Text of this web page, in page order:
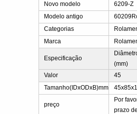
Novo modelo
6209-Z
Modelo antigo
Categorias
Marca
Especificação
(mm)
Valor 45
Tamanho(IDxODxB)mm
preço
Por
prazo